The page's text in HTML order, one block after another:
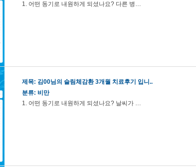
1. 어떤 동기로 내원하게 되셨나요? 다른 병…
제목: 김00님의 슬림체감환 3개월 치료후기 입니..
분류: 비만
1. 어떤 동기로 내원하게 되셨나요? 날씨가 …